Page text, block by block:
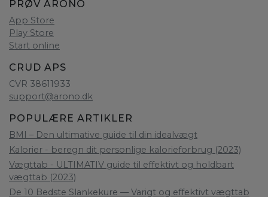
PRØV ARONO
App Store
Play Store
Start online
CRUD APS
CVR 38611933
support@arono.dk
POPULÆRE ARTIKLER
BMI – Den ultimative guide til din idealvægt
Kalorier - beregn dit personlige kalorieforbrug (2023)
Vægttab - ULTIMATIV guide til effektivt og holdbart
vægttab (2023)
De 10 Bedste Slankekure — Varigt og effektivt vægttab